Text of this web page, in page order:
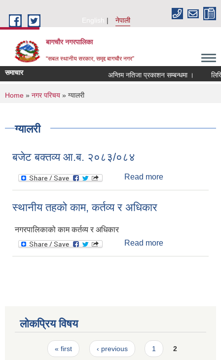
English
नेपाली
बागचौर नगरपालिका
“सबल स्थानीय सरकार, समृद्द बागचौर नगर”
समाचार अन्तिम नतिजा प्रकाशन सम्बन्धमा ।
You are here
Home » नगर परिचय » ग्यालरी
ग्यालरी
बजेट बक्तव्य आ.ब. २०८३/०८४
Read more
स्थानीय तहको काम, कर्तव्य र अधिकार
नगरपालिकाको काम कर्तव्य र अधिकार
Read more
लोकप्रिय विषय
Pages« first ‹ previous 1 2